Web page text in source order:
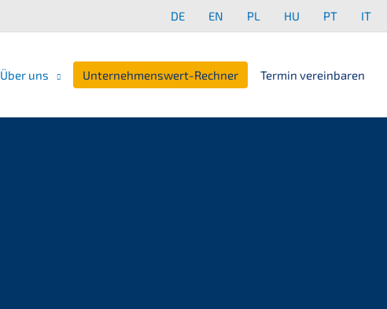
DE EN PL HU PT IT
Über uns Unternehmenswert-Rechner Termin vereinbaren